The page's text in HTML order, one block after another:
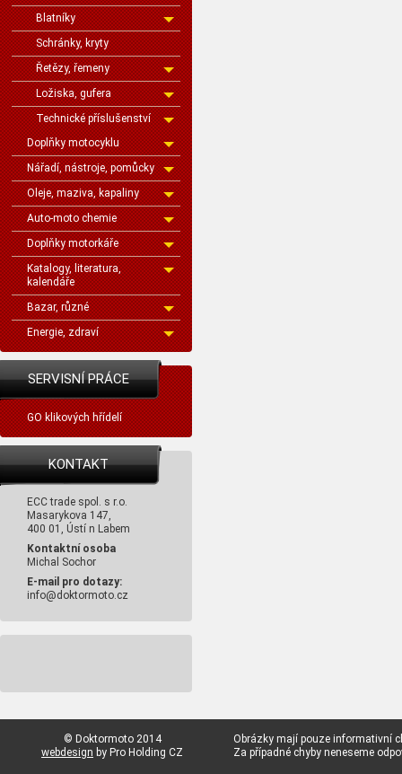
Blatníky
Schránky, kryty
Řetězy, řemeny
Ložiska, gufera
Technické příslušenství
Doplňky motocyklu
Nářadí, nástroje, pomůcky
Oleje, maziva, kapaliny
Auto-moto chemie
Doplňky motorkáře
Katalogy, literatura,
kalendáře
Bazar, různé
Energie, zdraví
SERVISNÍ PRÁCE
GO klikových hřídelí
KONTAKT
ECC trade spol. s r.o.
Masarykova 147,
400 01, Ústí n Labem
Kontaktní osoba
Michal Sochor
E-mail pro dotazy:
info@doktormoto.cz
© Doktormoto 2014
webdesign by Pro Holding CZ
Obrázky mají pouze informativní
Za případné chyby neneseme